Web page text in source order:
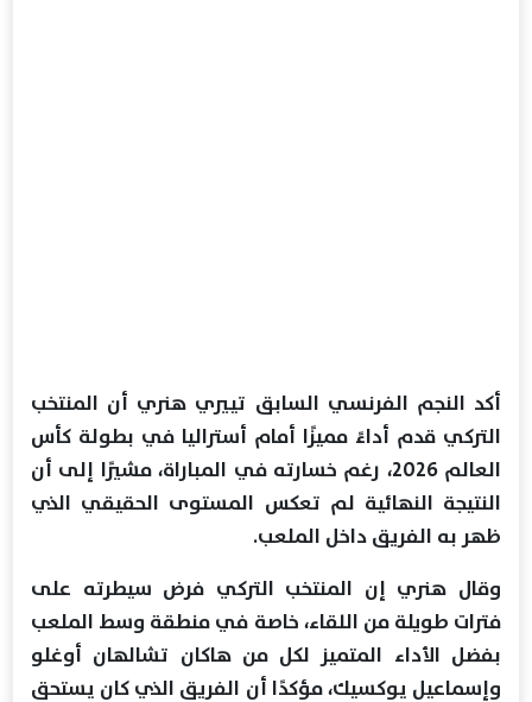
أكد النجم الفرنسي السابق تييري هنري أن المنتخب
التركي قدم أداءً مميزًا أمام أستراليا في بطولة كأس
العالم 2026، رغم خسارته في المباراة، مشيرًا إلى أن
النتيجة النهائية لم تعكس المستوى الحقيقي الذي
ظهر به الفريق داخل الملعب.
وقال هنري إن المنتخب التركي فرض سيطرته على
فترات طويلة من اللقاء، خاصة في منطقة وسط الملعب
بفضل الأداء المتميز لكل من هاكان تشالهان أوغلو
وإسماعيل يوكسيك، مؤكدًا أن الفريق الذي كان يستحق